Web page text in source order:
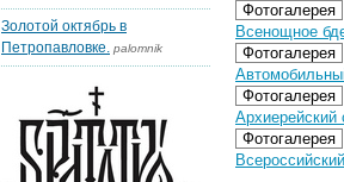
Фотогалерея
Всенощное
Фотогалерея
Фотогалерея
Архиерейский
Фотогалерея
Золотой октябрь в
Петропавловке. palomnik